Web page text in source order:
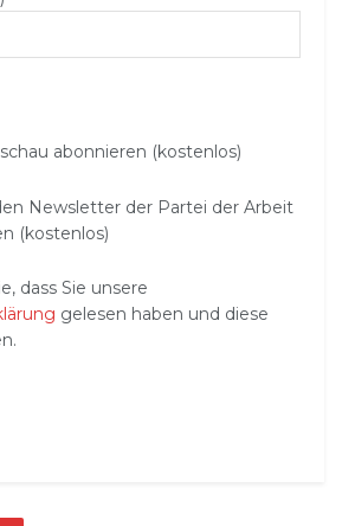
abonnieren (kostenlos)
Newsletter der Partei der Arbeit
(kostenlos)
dass Sie unsere
gelesen haben und diese